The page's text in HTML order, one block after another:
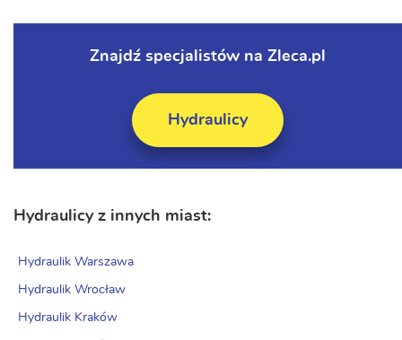
Znajdź specjalistów na Zleca.pl
Hydraulicy
Hydraulicy z innych miast:
Hydraulik Warszawa
Hydraulik Wrocław
Hydraulik Kraków